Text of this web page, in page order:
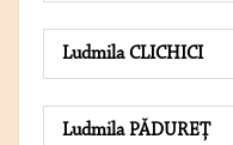
Ludmila CLICHICI
Ludmila PĂDUREŢ